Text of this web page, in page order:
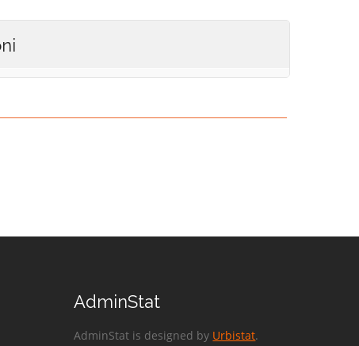
AdminStat
AdminStat is designed by Urbistat.